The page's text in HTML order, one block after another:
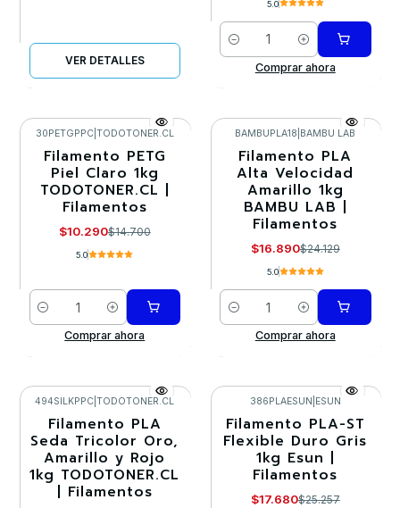
VER DETALLES
5.0
Cantidad
Comprar ahora
-30%
30PETGPPC| TODOTONER.CL
Filamento PETG
Piel Claro 1kg
TODOTONER.CL |
Filamentos
$10.290$14.700
5.0
Cantidad
Comprar ahora
-30%
BAMBUPLA18 BAMBU LAB
Filamento PLA
Alta Velocidad
Amarillo 1kg
BAMBU LAB |
Filamentos
$16.890$24.129
5.0
Cantidad
Comprar ahora
-30%
494SILKPPC |TODOTONER.CL
Filamento PLA
Seda Tricolor Oro,
Amarillo y Rojo
1kg TODOTONER.CL
| Filamentos
-30%
386PLAESUN ESUN
Filamento PLA-ST
Flexible Duro Gris
1kg Esun |
Filamentos
$17.680$25.257